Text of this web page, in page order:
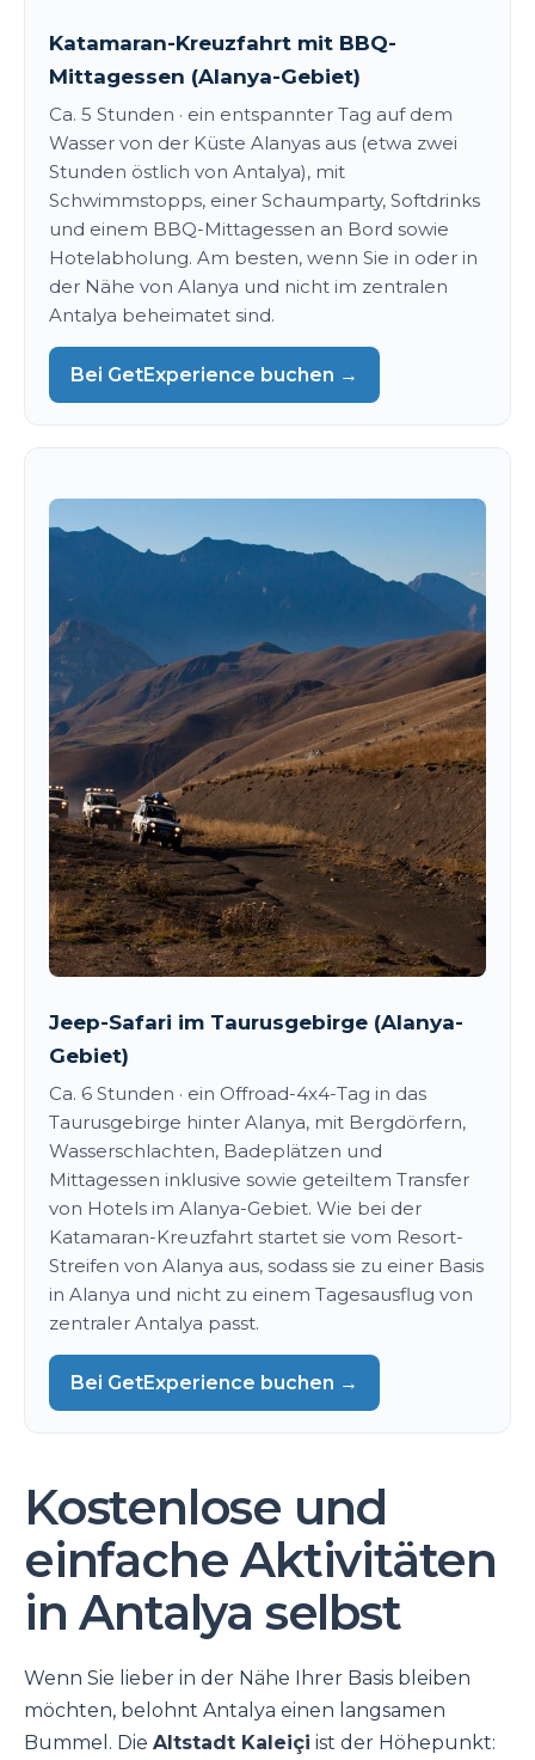
Katamaran-Kreuzfahrt mit BBQ-
Mittagessen (Alanya-Gebiet)
Ca. 5 Stunden · ein entspannter Tag auf dem
Wasser von der Küste Alanyas aus (etwa zwei
Stunden östlich von Antalya), mit
Schwimmstopps, einer Schaumparty, Softdrinks
und einem BBQ-Mittagessen an Bord sowie
Hotelabholung. Am besten, wenn Sie in oder in
der Nähe von Alanya und nicht im zentralen
Antalya beheimatet sind.
Bei GetExperience buchen →
Jeep-Safari im Taurusgebirge (Alanya-
Gebiet)
Ca. 6 Stunden · ein Offroad-4x4-Tag in das
Taurusgebirge hinter Alanya, mit Bergdörfern,
Wasserschlachten, Badeplätzen und
Mittagessen inklusive sowie geteiltem Transfer
von Hotels im Alanya-Gebiet. Wie bei der
Katamaran-Kreuzfahrt startet sie vom Resort-
Streifen von Alanya aus, sodass sie zu einer Basis
in Alanya und nicht zu einem Tagesausflug von
zentraler Antalya passt.
Bei GetExperience buchen →
Kostenlose und
einfache Aktivitäten
in Antalya selbst
Wenn Sie lieber in der Nähe Ihrer Basis bleiben
möchten, belohnt Antalya einen langsamen
Bummel. Die Altstadt Kaleiçi ist der Höhepunkt: